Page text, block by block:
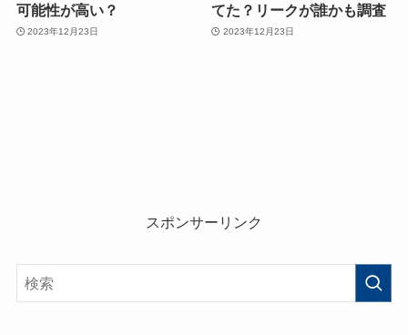
可能性が高い？
2023年12月23日
てた？リークが誰かも調査
2023年12月23日
スポンサーリンク